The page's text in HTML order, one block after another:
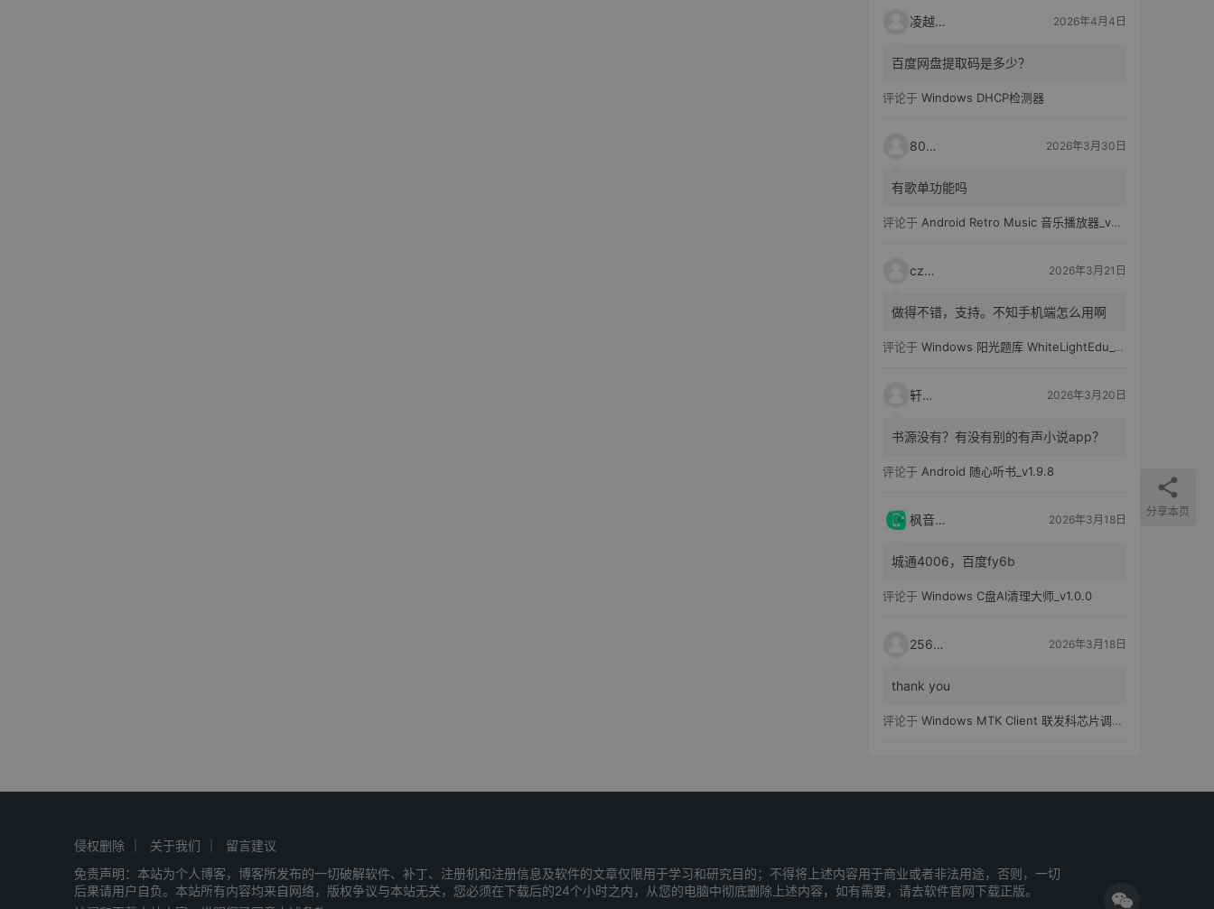
凌越电子 2026年4月4日
百度网盘提取码是多少？
评论于 Windows DHCP检测器
80521 2026年3月30日
有歌单功能吗
评论于 Android Retro Music 音乐播放器_v6.6.0
czh7 2026年3月21日
做得不错，支持。不知手机端怎么用啊
评论于 Windows 阳光题库 WhiteLightEdu_v2.0.0
轩爸 2026年3月20日
书源没有？有没有别的有声小说app？
评论于 Android 随心听书_v1.9.8
枫音应用 2026年3月18日
城通4006，百度fy6b
评论于 Windows C盘AI清理大师_v1.0.0
25651 2026年3月18日
thank you
评论于 Windows MTK Client 联发科芯片调试工具_v2.01 汉化版
侵权删除 关于我们
留言建议
免责声明：本站为个人博客，博客所发布的一切破解软件、补丁、注册机和注册信息及软件的文章仅限用于学习和研究目的；不得将上述内容用于商业或者非法用途，否则，一切
后果请用户自负。本站所有内容均来自网络，版权争议与本站无关，您必须在下载后的24个小时之内，从您的电脑中彻底删除上述内容，如有需要，请去软件官网下载正版。
分享本页